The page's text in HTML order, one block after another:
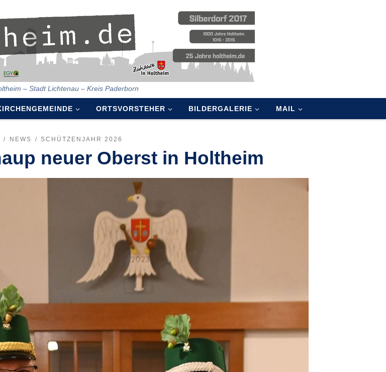
– Stadt Lichtenau – Kreis Paderborn
ORTSVORSTEHER BILDERGALERIE MAIL
NEWS SCHÜTZENJAHR 2026
neuer Oberst in Holtheim